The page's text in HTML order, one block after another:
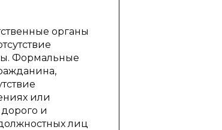
органы
Формальные
или
и
лиц